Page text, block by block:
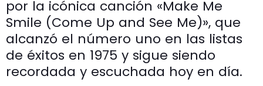
por la icónica canción «Make Me
Smile (Come Up and See Me)», que
alcanzó el número uno en las listas
de éxitos en 1975 y sigue siendo
recordada y escuchada hoy en día.